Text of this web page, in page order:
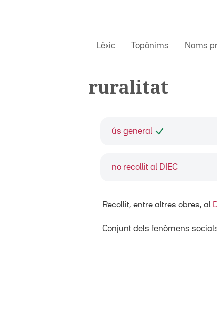
Lèxic Topònims Noms
ruralitat
ús general
no recollit al DIEC
Recollit, entre altres obres, al
Conjunt dels fenòmens